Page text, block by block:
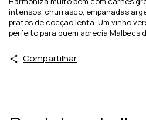
intensos, churrasco, empanadas
pratos de cocção lenta. Um vinho
perfeito para quem aprecia Malbecs
Compartilhar